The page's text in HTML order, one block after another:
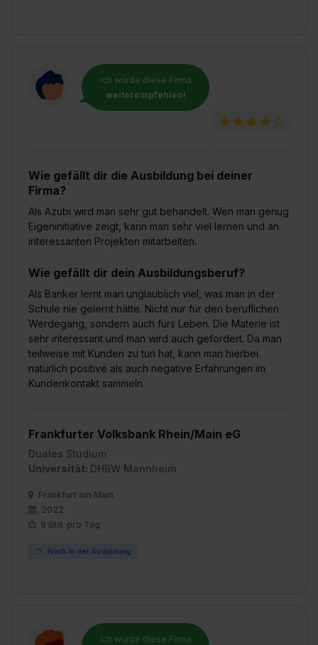
Ich würde diese Firma
weiterempfehlen!
Wie gefällt dir die Ausbildung bei deiner
Firma?
Als Azubi wird man sehr gut behandelt. Wen man genug
Eigeninitiative zeigt, kann man sehr viel lernen und an
interessanten Projekten mitarbeiten.
Wie gefällt dir dein Ausbildungsberuf?
Als Banker lernt man unglaublich viel, was man in der
Schule nie gelernt hätte. Nicht nur für den beruflichen
Werdegang, sondern auch fürs Leben. Die Materie ist
sehr interessant und man wird auch gefordert. Da man
teilweise mit Kunden zu tun hat, kann man hierbei
natürlich positive als auch negative Erfahrungen im
Kundenkontakt sammeln.
Frankfurter Volksbank Rhein/Main eG
Duales Studium
Universität: DHBW Mannheim
Frankfurt am Main
2022
8 Std. pro Tag
Noch in der Ausbildung
Ich würde diese Firma